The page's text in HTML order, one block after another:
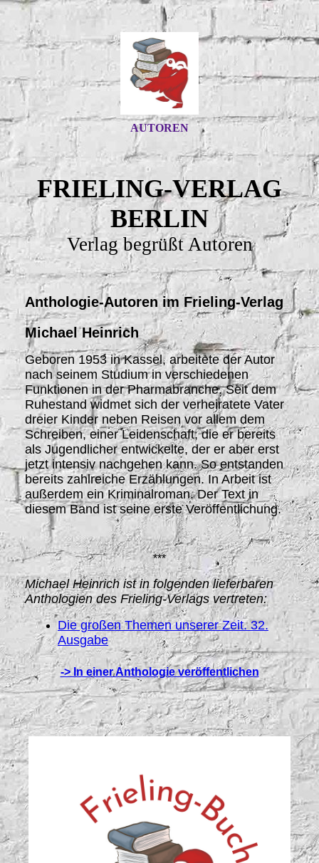
AUTOREN
FRIELING-VERLAG
BERLIN
Verlag begrüßt Autoren
Anthologie-Autoren im Frieling-Verlag
Michael Heinrich
Geboren 1953 in Kassel, arbeitete der Autor
nach seinem Studium in verschiedenen
Funktionen in der Pharmabranche. Seit dem
Ruhestand widmet sich der verheiratete Vater
dreier Kinder neben Reisen vor allem dem
Schreiben, einer Leidenschaft, die er bereits
als Jugendlicher entwickelte, der er aber erst
jetzt intensiv nachgehen kann. So entstanden
bereits zahlreiche Erzählungen. In Arbeit ist
außerdem ein Kriminalroman. Der Text in
diesem Band ist seine erste Veröffentlichung.
***
Michael Heinrich ist in folgenden lieferbaren
Anthologien des Frieling-Verlags vertreten:
Die großen Themen unserer Zeit. 32.
Ausgabe
-> In einer Anthologie veröffentlichen